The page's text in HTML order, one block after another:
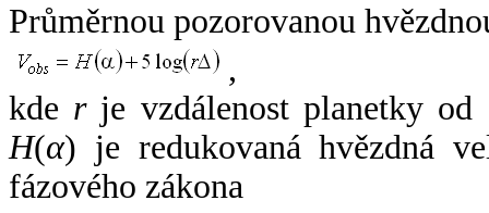
Průměrnou pozorovanou
,
kde rje vzdálenost planetky od
H(α) je redukovaná hvězdná
fázového zákona